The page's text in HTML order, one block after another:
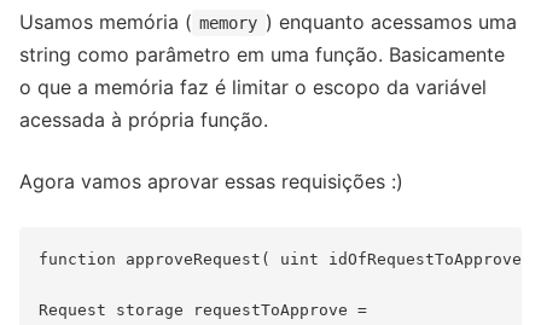
Usamos memória ( memory ) enquanto acessamos uma
string como parâmetro em uma função. Basicamente
o que a memória faz é limitar o escopo da variável
acessada à própria função.
Agora vamos aprovar essas requisições :)
function approveRequest( uint
Request storage requestToApprove =